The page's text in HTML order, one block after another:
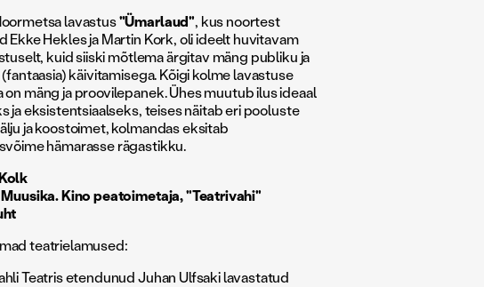
lavastus"Ümarlaud", kus noortest
Ekke Hekles ja Martin Kork, oli ideelt huvitavam
kuid siiski mõtlema ärgitav mäng publiku ja
käivitamisega. Kõigi kolme lavastuse
on mäng ja proovilepanek. Ühes muutub ilus ideaal
ja eksistentsiaalseks, teises näitab eri pooluste
ja koostoimet, kolmandas eksitab
hämarasse rägastikku.
Muusika. Kino peatoimetaja, "Teatrivahi"
teatrielamused:
Teatris etendunud Juhan Ulfsaki lavastatud